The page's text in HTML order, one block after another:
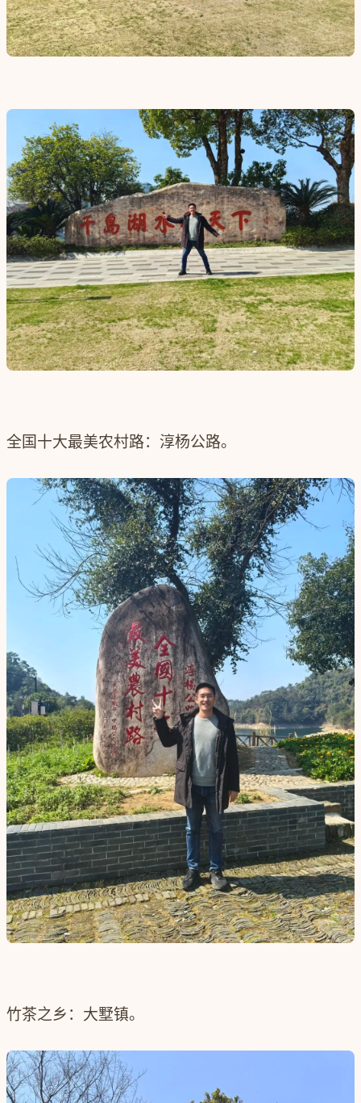
全国十大最美农村路：淳杨公路。
竹茶之乡：大墅镇。